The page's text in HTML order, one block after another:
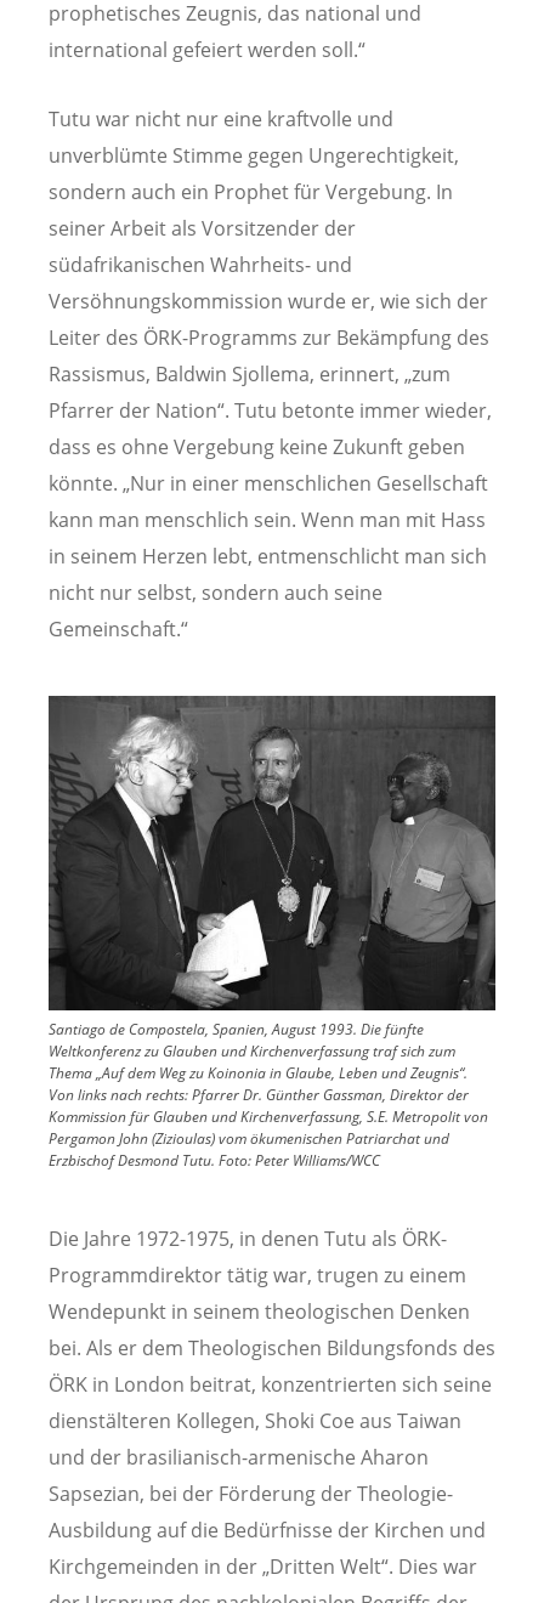
prophetisches Zeugnis, das national und
international gefeiert werden soll.“
Tutu war nicht nur eine kraftvolle und
unverblümte Stimme gegen Ungerechtigkeit,
sondern auch ein Prophet für Vergebung. In
seiner Arbeit als Vorsitzender der
südafrikanischen Wahrheits- und
Versöhnungskommission wurde er, wie sich der
Leiter des ÖRK-Programms zur Bekämpfung des
Rassismus, Baldwin Sjollema, erinnert, „zum
Pfarrer der Nation“. Tutu betonte immer wieder,
dass es ohne Vergebung keine Zukunft geben
könnte. „Nur in einer menschlichen Gesellschaft
kann man menschlich sein. Wenn man mit Hass
in seinem Herzen lebt, entmenschlicht man sich
nicht nur selbst, sondern auch seine
Gemeinschaft.“
Santiago de Compostela, Spanien, August 1993. Die fünfte
Weltkonferenz zu Glauben und Kirchenverfassung traf sich zum
Thema „Auf dem Weg zu Koinonia in Glaube, Leben und Zeugnis“.
Von links nach rechts: Pfarrer Dr. Günther Gassman, Direktor der
Kommission für Glauben und Kirchenverfassung, S.E. Metropolit von
Pergamon John (Zizioulas) vom ökumenischen Patriarchat und
Erzbischof Desmond Tutu. Foto:Peter Williams/WCC
Die Jahre 1972-1975, in denen Tutu als ÖRK-
Programmdirektor tätig war, trugen zu einem
Wendepunkt in seinem theologischen Denken
bei. Als er dem Theologischen Bildungsfonds des
ÖRK in London beitrat, konzentrierten sich seine
dienstälteren Kollegen, Shoki Coe aus Taiwan
und der brasilianisch-armenische Aharon
Sapsezian, bei der Förderung der Theologie-
Ausbildung auf die Bedürfnisse der Kirchen und
Kirchgemeinden in der „Dritten Welt“. Dies war